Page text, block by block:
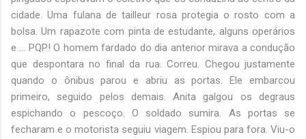
cidade. Uma fulana de tailleur rosa protegia o rosto com a
bolsa. Um rapazote com pinta de estudante, alguns operários
e ... PQP! O homem fardado do dia anterior mirava a condução
que despontara no final da rua. Correu. Chegou justamente
quando o ônibus parou e abriu as portas. Ele embarcou
primeiro, seguido pelos demais. Anita galgou os degraus
espichando o pescoço. O soldado sumira. As portas se
fecharam e o motorista seguiu viagem. Espiou para fora. Viu-o